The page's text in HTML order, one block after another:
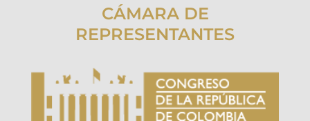
CÁMARA DE
REPRESENTANTES